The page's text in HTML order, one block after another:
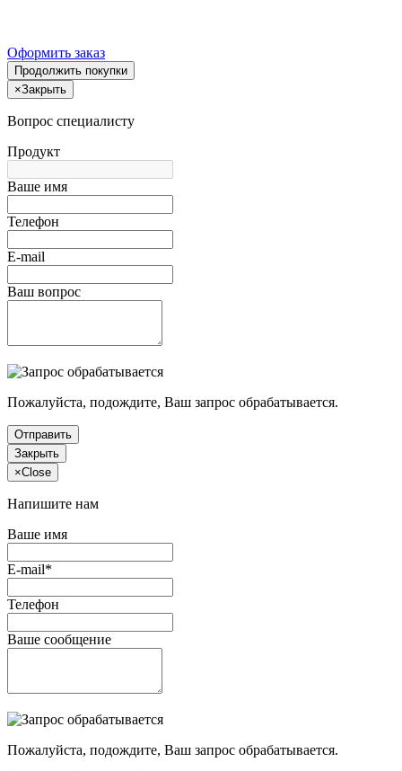
Оформить заказ
Продолжить покупки
×Закрыть
Вопрос специалисту
Продукт
Ваше имя
Телефон
E-mail
Ваш вопрос
Пожалуйста, подождите, Ваш запрос обрабатывается.
Отправить
Закрыть
×Close
Напишите нам
Ваше имя
E-mail*
Телефон
Ваше сообщение
Пожалуйста, подождите, Ваш запрос обрабатывается.